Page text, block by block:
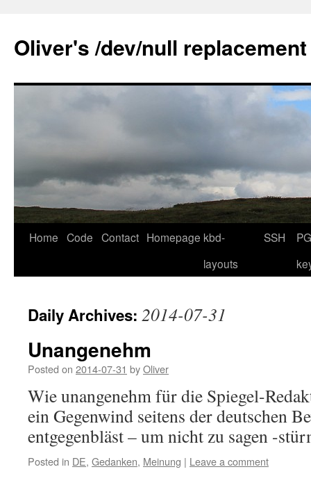
content
Oliver's /dev/null replacement
Home Code Contact Homepage kbd-
layouts
SSH
Daily Archives: 2014-07-31
Unangenehm
Posted on 2014-07-31 byOliver
Wie unangenehm für die Spiegel-
ein Gegenwind seitens der deutschen
entgegenbläst – um nicht zu sagen -
Posted in DE, Gedanken, Meinung | Leave a comment